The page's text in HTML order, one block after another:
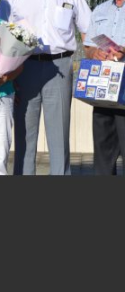
radugn@avo.ru
Электронная почта